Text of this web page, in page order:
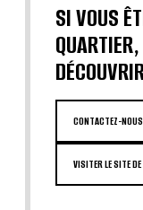
SI VOUS
CONTACTEZ-NOUS
VISITER LE SITE